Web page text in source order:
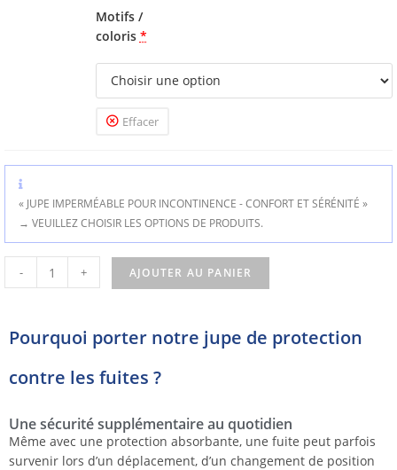
Motifs /
coloris *
Effacer
« JUPE IMPERMÉABLE POUR INCONTINENCE - CONFORT ET SÉRÉNITÉ »
→ VEUILLEZ CHOISIR LES OPTIONS DE PRODUITS.
- + AJOUTER AU PANIER
Pourquoi porter notre jupe de protection
contre les fuites ?
Une sécurité supplémentaire au quotidien
Même avec une protection absorbante, une fuite peut parfois
survenir lors d’un déplacement, d’un changement de position